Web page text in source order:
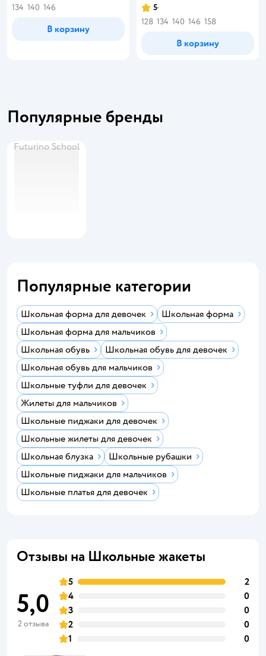
134 140 146
В корзину
5
128 134 140 146 158
В корзину
Популярные бренды
Futurino School
Популярные категории
Школьная форма для девочек
Школьная форма
Школьная форма для мальчиков
Школьная обувь
Школьная обувь для девочек
Школьная обувь для мальчиков
Школьные туфли для девочек
Жилеты для мальчиков
Школьные пиджаки для девочек
Школьные жилеты для девочек
Школьная блузка
Школьные рубашки
Школьные пиджаки для мальчиков
Школьные платья для девочек
Отзывы на Школьные жакеты
5,0
2 отзыва
5
2
4
0
3
0
2
0
1
0